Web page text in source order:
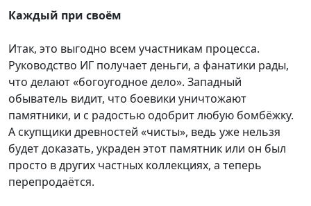
Каждый при своём
Итак, это выгодно всем участникам процесса.
Руководство ИГ получает деньги, а фанатики рады,
что делают «богоугодное дело». Западный
обыватель видит, что боевики уничтожают
памятники, и с радостью одобрит любую бомбёжку.
А скупщики древностей «чисты», ведь уже нельзя
будет доказать, украден этот памятник или он был
просто в других частных коллекциях, а теперь
перепродаётся.